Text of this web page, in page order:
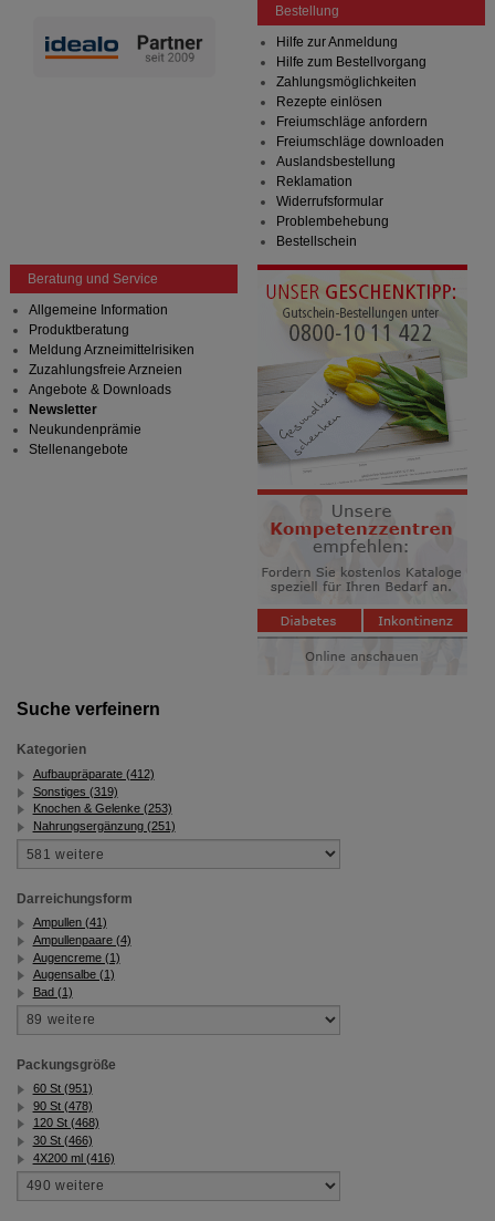
Suche verfeinern
Kategorien
Aufbaupräparate (412)
Sonstiges (319)
Knochen & Gelenke (253)
Nahrungsergänzung (251)
Darreichungsform
Ampullen (41)
Ampullenpaare (4)
Augencreme (1)
Augensalbe (1)
Bad (1)
Packungsgröße
60 St (951)
90 St (478)
120 St (468)
30 St (466)
4X200 ml (416)
Bestellung
Hilfe zur Anmeldung
Hilfe zum Bestellvorgang
Zahlungsmöglichkeiten
Rezepte einlösen
Freiumschläge anfordern
Freiumschläge downloaden
Auslandsbestellung
Reklamation
Widerrufsformular
Problembehebung
Bestellschein
Beratung und Service
Allgemeine Information
Produktberatung
Meldung Arzneimittelrisiken
Zuzahlungsfreie Arzneien
Angebote & Downloads
Newsletter
Neukundenprämie
Stellenangebote